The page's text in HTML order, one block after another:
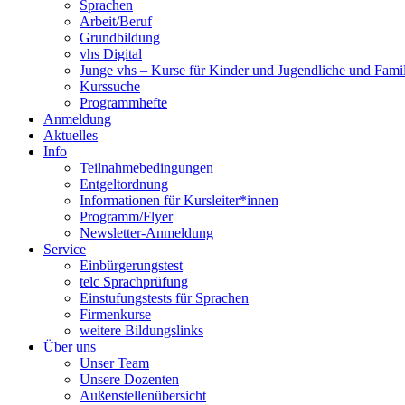
Sprachen
Arbeit/Beruf
Grundbildung
vhs Digital
Junge vhs – Kurse für Kinder und Jugendliche und
Kurssuche
Programmhefte
Anmeldung
Aktuelles
Info
Teilnahmebedingungen
Entgeltordnung
Informationen für Kursleiter*innen
Programm/Flyer
Newsletter-Anmeldung
Service
Einbürgerungstest
telc Sprachprüfung
Einstufungstests für Sprachen
Firmenkurse
weitere Bildungslinks
Über uns
Unser Team
Unsere Dozenten
Außenstellenübersicht